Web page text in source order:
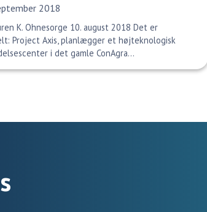
2018
K. Ohnesorge 10. august 2018 Det er
Project Axis, planlægger et højteknologisk
i det gamle ConAgra...